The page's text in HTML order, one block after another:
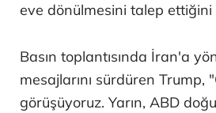
eve dönülmesini talep ettiğini
Basın toplantısında İran'a
mesajlarını sürdüren Trump,
görüşüyoruz. Yarın, ABD